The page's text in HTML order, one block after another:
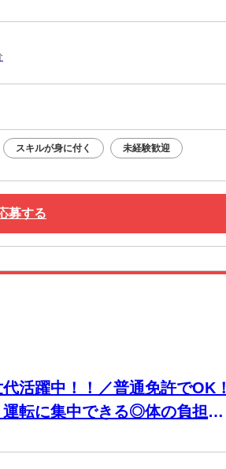
スキルが身に付く 未経験歓迎
募する
活躍中！！／普通免許でOK！
運転に集中できる◎体の負担は